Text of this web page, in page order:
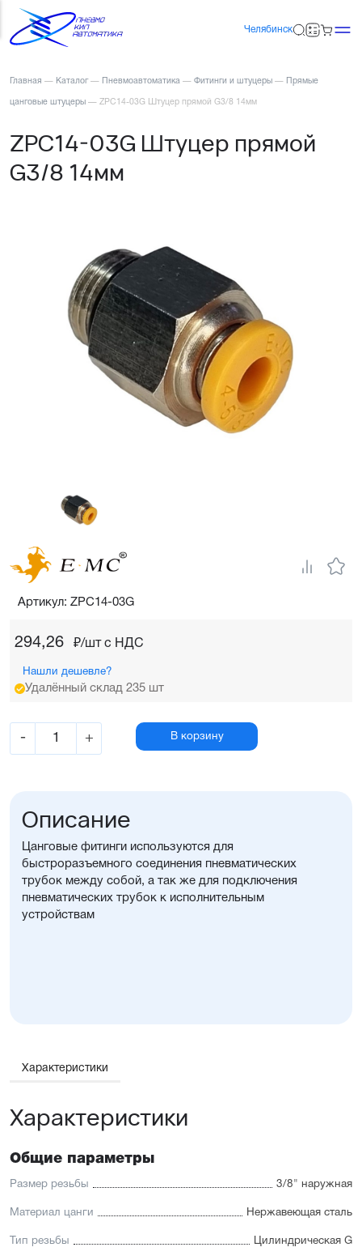
Челябинск
Главная — Каталог — Пневмоавтоматика — Фитинги и штуцеры — Прямые
цанговые штуцеры — ZPC14-03G Штуцер прямой G3/8 14мм
ZPC14-03G Штуцер прямой
G3/8 14мм
294,26 ₽/шт c НДС
Нашли дешевле?
Удалённый склад 235 шт
- + В корзину
Артикул: ZPC14-03G
Описание
Цанговые фитинги используются для
быстроразъемного соединения пневматических
трубок между собой, а так же для подключения
пневматических трубок к исполнительным
устройствам
Характеристики
Характеристики
Общие параметры
Размер резьбы 3/8" наружная
Материал цанги Нержавеющая сталь
Тип резьбы Цилиндрическая G